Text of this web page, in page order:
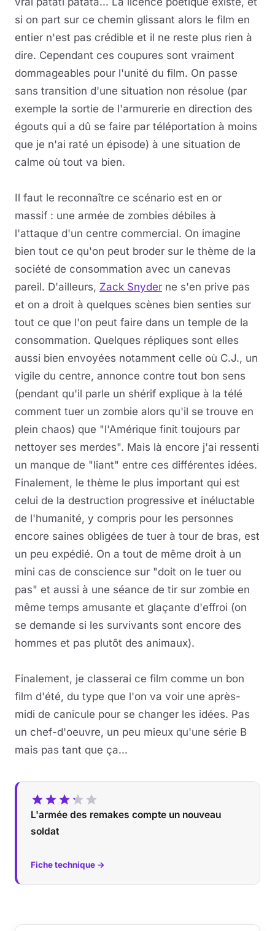
si on part sur ce chemin glissant alors le film en
entier n'est pas crédible et il ne reste plus rien à
dire. Cependant ces coupures sont vraiment
dommageables pour l'unité du film. On passe
sans transition d'une situation non résolue (par
exemple la sortie de l'armurerie en direction des
égouts qui a dû se faire par téléportation à moins
que je n'ai raté un épisode) à une situation de
calme où tout va bien.
Il faut le reconnaître ce scénario est en or
massif : une armée de zombies débiles à
l'attaque d'un centre commercial. On imagine
bien tout ce qu'on peut broder sur le thème de la
société de consommation avec un canevas
pareil. D'ailleurs, Zack Snyder ne s'en prive pas
et on a droit à quelques scènes bien senties sur
tout ce que l'on peut faire dans un temple de la
consommation. Quelques répliques sont elles
aussi bien envoyées notamment celle où C.J., un
vigile du centre, annonce contre tout bon sens
(pendant qu'il parle un shérif explique à la télé
comment tuer un zombie alors qu'il se trouve en
plein chaos) que "l'Amérique finit toujours par
nettoyer ses merdes". Mais là encore j'ai ressenti
un manque de "liant" entre ces différentes idées.
Finalement, le thème le plus important qui est
celui de la destruction progressive et inéluctable
de l'humanité, y compris pour les personnes
encore saines obligées de tuer à tour de bras, est
un peu expédié. On a tout de même droit à un
mini cas de conscience sur "doit on le tuer ou
pas" et aussi à une séance de tir sur zombie en
même temps amusante et glaçante d'effroi (on
se demande si les survivants sont encore des
hommes et pas plutôt des animaux).
Finalement, je classerai ce film comme un bon
film d'été, du type que l'on va voir une après-
midi de canicule pour se changer les idées. Pas
un chef-d'oeuvre, un peu mieux qu'une série B
mais pas tant que ça...
L'armée des remakes compte un nouveau
soldat
Fiche technique →